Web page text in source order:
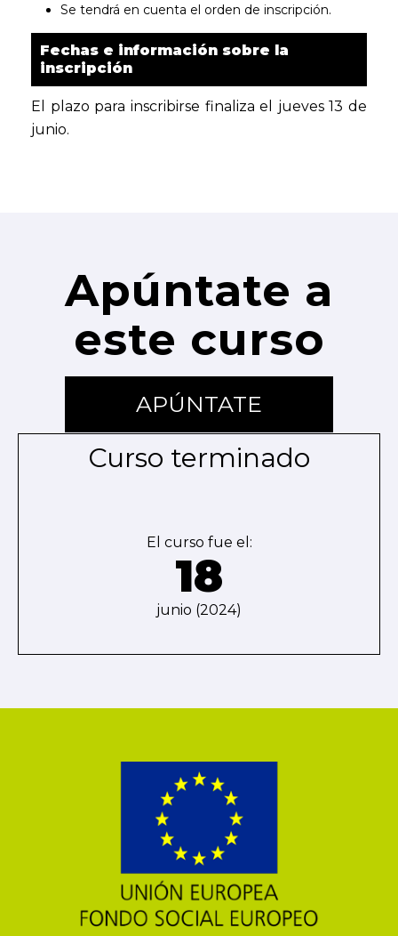
Se tendrá en cuenta el orden de inscripción.
Fechas e información sobre la
inscripción
El plazo para inscribirse finaliza el jueves 13 de
junio.
Apúntate a
este curso
APÚNTATE
Curso terminado
El curso fue el:
18
junio (2024)